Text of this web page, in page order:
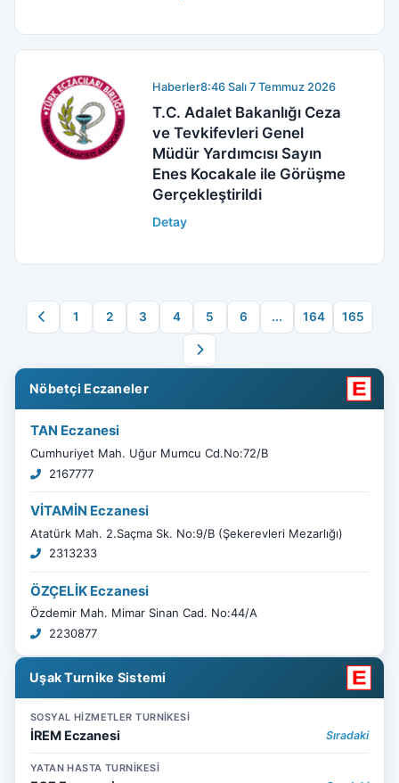
Haberler8:46 Salı 7 Temmuz 2026
T.C. Adalet Bakanlığı Ceza
ve Tevkifevleri Genel
Müdür Yardımcısı Sayın
Enes Kocakale ile Görüşme
Gerçekleştirildi
Detay
1 2 3 4 5 6 ... 164 165
Nöbetçi Eczaneler
TAN Eczanesi
Cumhuriyet Mah. Uğur Mumcu Cd.No:72/B
2167777
VİTAMİN Eczanesi
Atatürk Mah. 2.Saçma Sk. No:9/B (Şekerevleri Mezarlığı)
2313233
ÖZÇELİK Eczanesi
Özdemir Mah. Mimar Sinan Cad. No:44/A
2230877
Uşak Turnike Sistemi
SOSYAL HİZMETLER TURNİKESİ
İREM Eczanesi Sıradaki
YATAN HASTA TURNİKESİ